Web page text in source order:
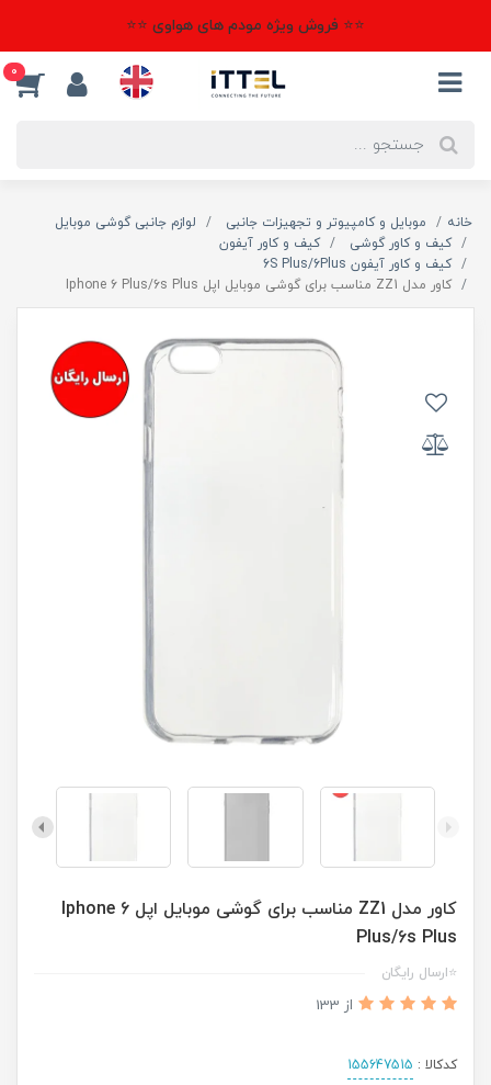
⭐⭐ فروش ویژه مودم های هواوی ⭐⭐
0
خانه موبایل و کامپیوتر و تجهیزات جانبی
لوازم جانبی گوشی موبایل
کیف و کاور گوشی
کیف و کاور آیفون
کیف و کاور آیفون 6S Plus/6Plus
کاور مدل ZZ1 مناسب برای گوشی موبایل اپل Iphone 6 Plus/6s Plus
کاور مدل ZZ1 مناسب برای گوشی موبایل اپل Iphone 6
Plus/6s Plus
⭐ارسال رایگان
از 133
کدکالا : 155647515